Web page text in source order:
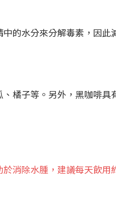
的水分來分解毒素，因此
、橘子等。另外，黑咖啡
消除水腫，建議每天飲用